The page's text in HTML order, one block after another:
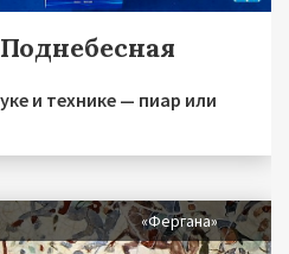
и технике — пиар или
«Фергана»